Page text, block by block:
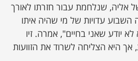
אליה, שנלחמת עבור חזרתו לאורך
עדויות של מי שהיה איתו
יודע שאני בחיים", אמרה. זיו
אך היא הצליחה לשרוד את הזוועות